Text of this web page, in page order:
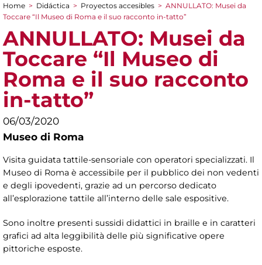
You are here
Home > Didáctica > Proyectos accesibles > ANNULLATO: Musei da
Toccare “Il Museo di Roma e il suo racconto in-tatto”
ANNULLATO: Musei da
Toccare “Il Museo di
Roma e il suo racconto
in-tatto”
06/03/2020
Museo di Roma
Visita guidata tattile-sensoriale con operatori specializzati. Il
Museo di Roma è accessibile per il pubblico dei non vedenti
e degli ipovedenti, grazie ad un percorso dedicato
all’esplorazione tattile all’interno delle sale espositive.
Sono inoltre presenti sussidi didattici in braille e in caratteri
grafici ad alta leggibilità delle più significative opere
pittoriche esposte.